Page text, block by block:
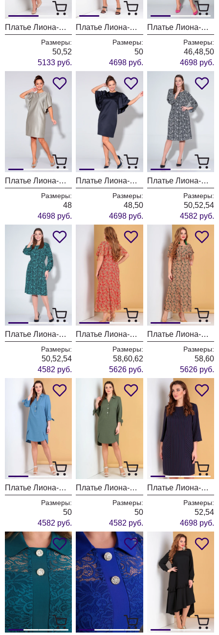
Платье Лиона-Стиль 896 лазурный
Размеры:
50,52
5133 руб.
Платье Лиона-Стиль 857 коралл
Размеры:
50
4698 руб.
Платье Лиона-Стиль 870
Размеры:
46,48,50
4698 руб.
Платье Лиона-Стиль 870 бежево-серебристый
Размеры:
48
4698 руб.
Платье Лиона-Стиль 870 синий
Размеры:
48,50
4698 руб.
Платье Лиона-Стиль 826 темно-синие цветы на светлом фоне
Размеры:
50,52,54
4582 руб.
Платье Лиона-Стиль 826 темно-синие цветы на бирюзовом фоне
Размеры:
50,52,54
4582 руб.
Платье Лиона-Стиль 485 красный
Размеры:
58,60,62
5626 руб.
Платье Лиона-Стиль 485 зеленый
Размеры:
58,60
5626 руб.
Платье Лиона-Стиль 733 голубой
Размеры:
50
4582 руб.
Платье Лиона-Стиль 733 зеленый
Размеры:
50
4582 руб.
Платье Лиона-Стиль 731
Размеры:
52,54
4698 руб.